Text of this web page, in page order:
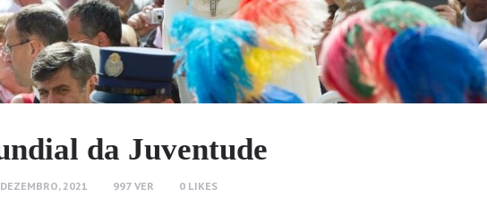
da Juventude
2021 997 VER 0 LIKES